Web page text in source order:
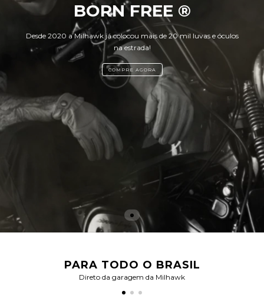
BORN FREE ®
Desde 2020 a Milhawk já colocou mais de 20 mil luvas e óculos
na estrada!
COMPRE AGORA
PARA TODO O BRASIL
Direto da garagem da Milhawk